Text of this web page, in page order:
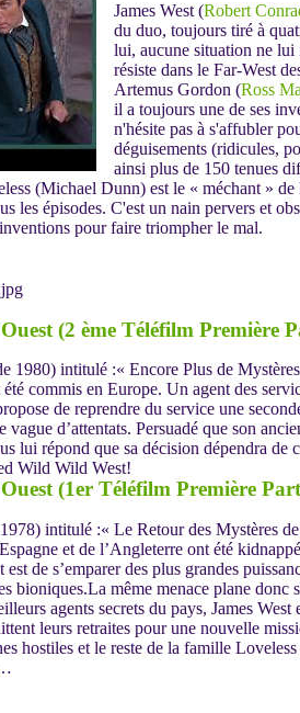
James West (Robert
du duo, toujours tiré à
lui, aucune situation ne lui
résiste dans le Far-West
Artemus Gordon (Ross
il a toujours une de ses
n'hésite pas à s'affubler
déguisements (ridicules,
ainsi plus de 150 tenues
(Michael Dunn) est le « méchant »
les épisodes. C'est un nain pervers et
pour faire triompher le mal.
(2 ème Téléfilm Première
1980) intitulé :« Encore Plus de
été commis en Europe. Un agent des
de reprendre du service une
vague d’attentats. Persuadé que son
lui répond que sa décision dépendra de
(1er Téléfilm Première
intitulé :« Le Retour des Mystères
et de l’Angleterre ont été
de s’emparer des plus grandes
bioniques.La même menace plane donc
agents secrets du pays, James
leurs retraites pour une nouvelle
hostiles et le reste de la famille